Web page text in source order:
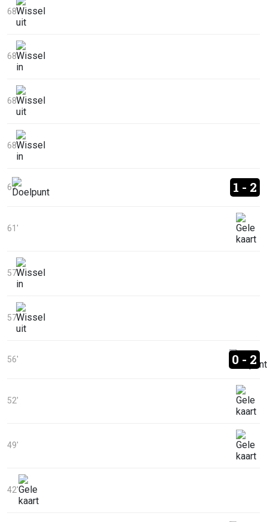
68'
68'
68'
68'
67' 1 - 2
61'
57'
57'
56' 0 - 2
52'
49'
42'